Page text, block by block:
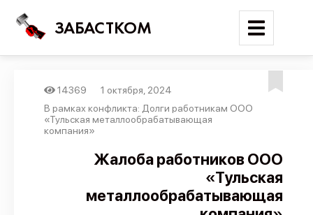
ЗАБАСТКОМ
Войти
Новости
Карта событий
14369
1 октября, 2024
В рамках конфликта: Долги работникам ООО
«Тульская металлообрабатывающая
компания»
Жалоба работников ООО
«Тульская
металлообрабатывающая